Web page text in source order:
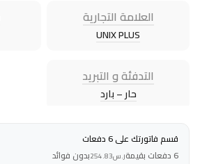
العلامة التجارية
UNIX PLUS
التدفئة و التبريد
حار – بارد
قسم فاتورتك على 6 دفعات
6 دفعات بقيمة
ر.س254.83بدون فوائد